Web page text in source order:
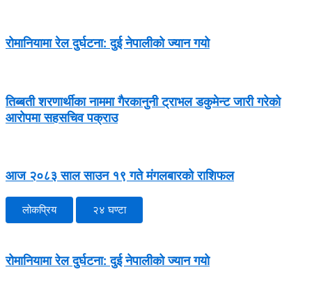
रोमानियामा रेल दुर्घटना: दुई नेपालीको ज्यान गयो
तिब्बती शरणार्थीका नाममा गैरकानुनी ट्राभल डकुमेन्ट जारी गरेको
आरोपमा सहसचिव पक्राउ
आज २०८३ साल साउन १९ गते मंगलबारको राशिफल
लोकप्रिय २४ घण्टा
रोमानियामा रेल दुर्घटना: दुई नेपालीको ज्यान गयो